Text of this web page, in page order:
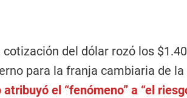
del dólar rozó los
para la franja cambiaria de
el “fenómeno” a “el